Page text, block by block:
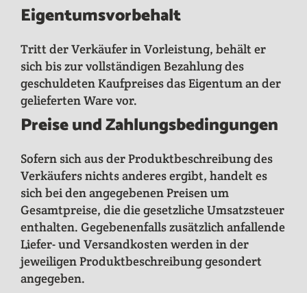
Eigentumsvorbehalt
Tritt der Verkäufer in Vorleistung, behält er
sich bis zur vollständigen Bezahlung des
geschuldeten Kaufpreises das Eigentum an der
gelieferten Ware vor.
Preise und Zahlungsbedingungen
Sofern sich aus der Produktbeschreibung des
Verkäufers nichts anderes ergibt, handelt es
sich bei den angegebenen Preisen um
Gesamtpreise, die die gesetzliche Umsatzsteuer
enthalten. Gegebenenfalls zusätzlich anfallende
Liefer- und Versandkosten werden in der
jeweiligen Produktbeschreibung gesondert
angegeben.